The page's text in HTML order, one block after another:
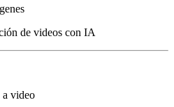
de videos con IA
a video